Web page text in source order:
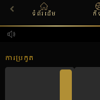
ទំព័រដើម កី
ការប្រកួត